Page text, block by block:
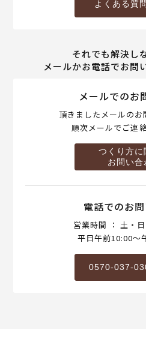
よくある質
それでも解決し
メールかお電話でお問
メールでのお
頂きましたメールのお
順次メールでご連
つくり方に
お問い合
電話でのお
営業時間 ： 土・
平日午前10:00～
0570-037-